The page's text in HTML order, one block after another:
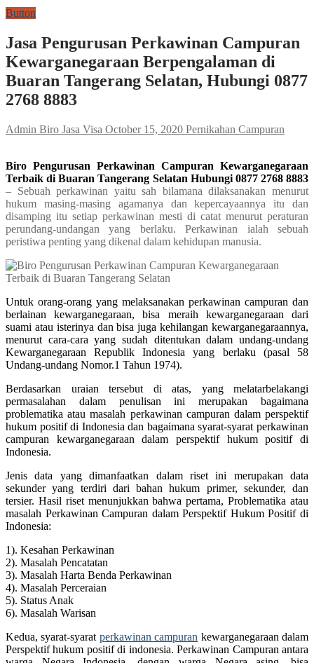
Button
Jasa Pengurusan Perkawinan Campuran
Kewarganegaraan Berpengalaman di
Buaran Tangerang Selatan, Hubungi 0877
2768 8883
Admin Biro Jasa Visa October 15, 2020 Pernikahan Campuran
Biro Pengurusan Perkawinan Campuran Kewarganegaraan
Terbaik di Buaran Tangerang Selatan Hubungi 0877 2768 8883
– Sebuah perkawinan yaitu sah bilamana dilaksanakan menurut
hukum masing-masing agamanya dan kepercayaannya itu dan
disamping itu setiap perkawinan mesti di catat menurut peraturan
perundang-undangan yang berlaku. Perkawinan ialah sebuah
peristiwa penting yang dikenal dalam kehidupan manusia.
Untuk orang-orang yang melaksanakan perkawinan campuran dan
berlainan kewarganegaraan, bisa meraih kewarganegaraan dari
suami atau isterinya dan bisa juga kehilangan kewarganegaraannya,
menurut cara-cara yang sudah ditentukan dalam undang-undang
Kewarganegaraan Republik Indonesia yang berlaku (pasal 58
Undang-undang Nomor.1 Tahun 1974).
Berdasarkan uraian tersebut di atas, yang melatarbelakangi
permasalahan dalam penulisan ini merupakan bagaimana
problematika atau masalah perkawinan campuran dalam perspektif
hukum positif di Indonesia dan bagaimana syarat-syarat perkawinan
campuran kewarganegaraan dalam perspektif hukum positif di
Indonesia.
Jenis data yang dimanfaatkan dalam riset ini merupakan data
sekunder yang terdiri dari bahan hukum primer, sekunder, dan
tersier. Hasil riset menunjukkan bahwa pertama, Problematika atau
masalah Perkawinan Campuran dalam Perspektif Hukum Positif di
Indonesia:
1). Kesahan Perkawinan
2). Masalah Pencatatan
3). Masalah Harta Benda Perkawinan
4). Masalah Perceraian
5). Status Anak
6). Masalah Warisan
Kedua, syarat-syarat perkawinan campuran kewarganegaraan dalam
Perspektif hukum positif di indonesia. Perkawinan Campuran antara